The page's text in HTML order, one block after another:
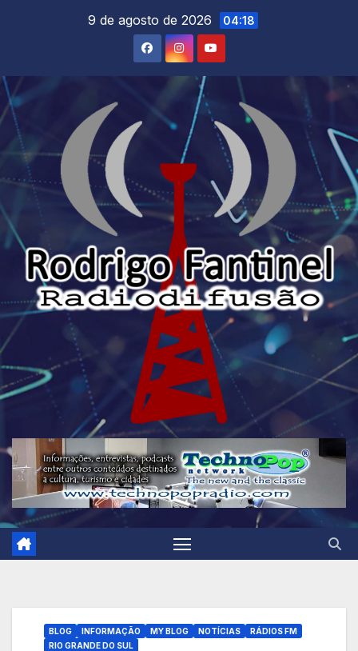
9 de agosto de 2026 04:18
BLOG INFORMAÇÃO MY BLOG NOTÍCIAS
RÁDIOS FM
RIO GRANDE DO SUL